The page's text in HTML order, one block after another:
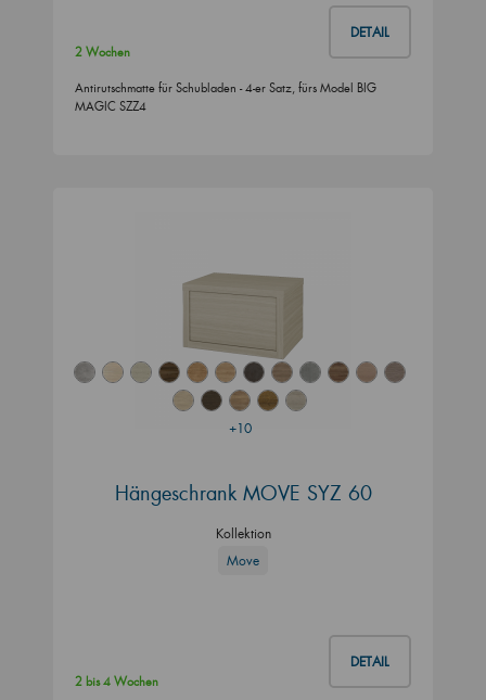
DETAIL
2 Wochen
Antirutschmatte für Schubladen - 4-er Satz, fürs Model BIG
MAGIC SZZ4
+10
Hängeschrank MOVE SYZ 60
Kollektion
Move
DETAIL
2 bis 4 Wochen